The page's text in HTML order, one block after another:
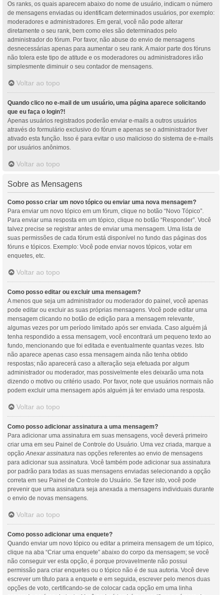
Os ranks, os quais aparecem abaixo do nome de usuário, indicam o número
de mensagens enviadas ou identificam determinados usuários, por exemplo:
moderadores e administradores. Em geral, você não pode alterar
diretamente o seu rank, bem como eles são determinados pelo
administrador do fórum. Por favor, não abuse do envio de mensagens
desnecessárias apenas para aumentar o seu rank. A maior parte dos fóruns
não tolera este tipo de atitude e os moderadores ou administradores irão
simplesmente diminuir o seu contador de mensagens.
Voltar ao topo
Quando clico no e-mail de um usuário, uma página aparece solicitando
que eu faça o login?!
Apenas usuários registrados poderão enviar e-mails a outros usuários
através do formulário exclusivo do fórum e apenas se o administrador tiver
ativado esta função. Isso é para evitar o uso malicioso do sistema de e-mails
por usuários anônimos.
Voltar ao topo
Sobre as Mensagens
Como posso criar um novo tópico ou enviar uma nova mensagem?
Para enviar um novo tópico em um fórum, clique no botão “Novo Tópico”.
Para enviar uma resposta em um tópico, clique no botão “Responder”. Você
talvez precise se registrar antes de enviar uma mensagem. Uma lista de
suas permissões de cada fórum está disponível no fundo das páginas dos
fóruns e tópicos. Exemplo: Você pode enviar novos tópicos, votar em
enquetes, etc.
Voltar ao topo
Como posso editar ou excluir uma mensagem?
A menos que seja um administrador ou moderador do painel, você apenas
pode editar ou excluir as suas próprias mensagens. Você pode editar uma
mensagem clicando no botão de edição para a mensagem relevante,
algumas vezes por um período limitado após ser enviada. Caso alguém já
tenha respondido a essa mensagem, você encontrará um pequeno texto ao
fundo, mencionando que foi editada e eventualmente quantas vezes. Isto
não aparece apenas caso essa mensagem ainda não tenha obtido
respostas; não aparecerá caso a alteração seja efetuada por algum
administrador ou moderador, mas possivelmente eles deixarão uma nota
dizendo o motivo ou critério usado. Por favor, note que usuários normais não
podem excluir uma mensagem após alguém já ter enviado uma resposta.
Voltar ao topo
Como posso adicionar assinatura a uma mensagem?
Para adicionar uma assinatura em suas mensagens, você deverá primeiro
criar uma em seu Painel de Controle do Usuário. Uma vez criada, marque a
opçãoAnexar assinatura nas opções referentes ao envio de mensagens
para adicionar sua assinatura. Você também pode adicionar sua assinatura
por padrão para todas as suas mensagens enviadas selecionando a opção
correta em seu Painel de Controle do Usuário. Se fizer isto, você pode
prevenir que uma assinatura seja anexada a mensagens individuais durante
o envio de novas mensagens.
Voltar ao topo
Como posso adicionar uma enquete?
Quando enviar um novo tópico ou editar a primeira mensagem de um tópico,
clique na aba “Criar uma enquete” abaixo do corpo da mensagem; se você
não conseguir ver esta opção, é porque provavelmente não possui
permissão para criar enquetes ou o tópico não é de sua autoria. Você deve
escrever um título para a enquete e em seguida, escrever pelo menos duas
opções de voto, certificando-se de colocar cada opção em uma linha